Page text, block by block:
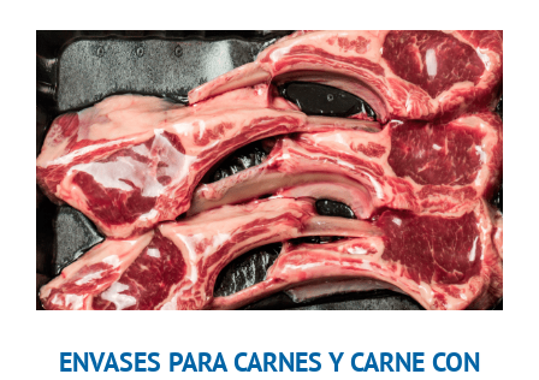
ENVASES PARA CARNES Y CARNE CON